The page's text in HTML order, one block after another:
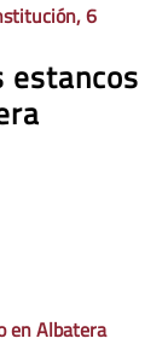
2 en Plaça de la Constitución, 6
estancos
en Albatera